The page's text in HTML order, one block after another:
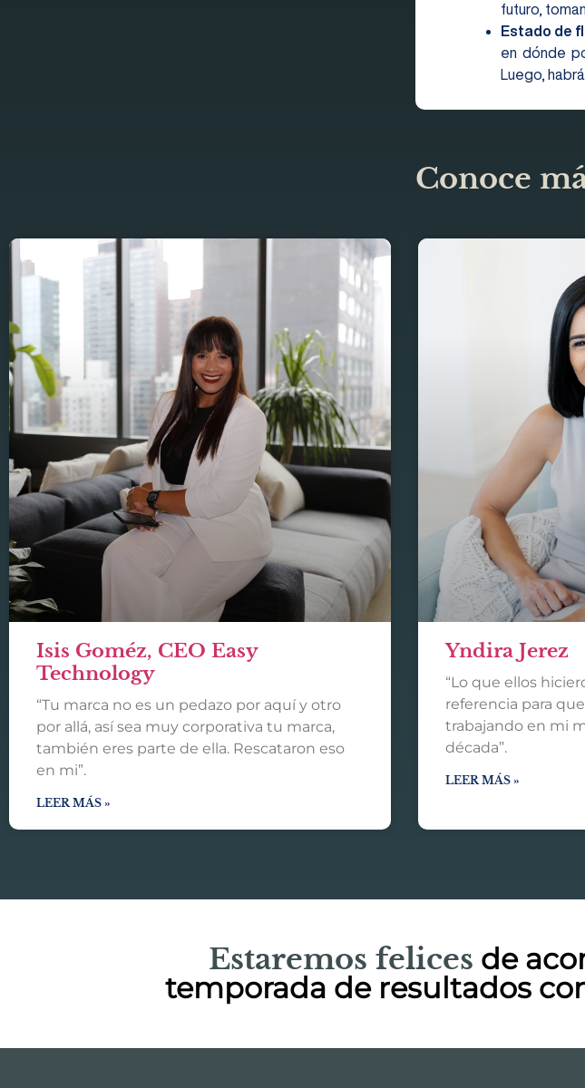
futuro,
Estado de
en dónde
Luego,
Conoce
Isis Goméz, CEO Easy
Technology
“Tu marca no es un pedazo por aquí y otro
por allá, así sea muy corporativa tu marca,
también eres parte de ella. Rescataron eso
en mi”.
LEER MÁS »
Yndira Jerez
“Lo que ellos
referencia para
trabajando en mi
década”.
LEER MÁS »
Estaremos felices de
temporada de resultados